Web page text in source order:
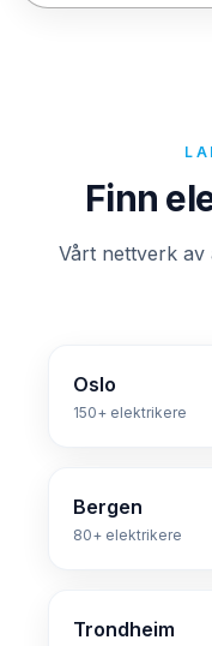
Finn
Vårt nettverk av
Oslo
150+ elektrikere
Bergen
80+ elektrikere
Trondheim